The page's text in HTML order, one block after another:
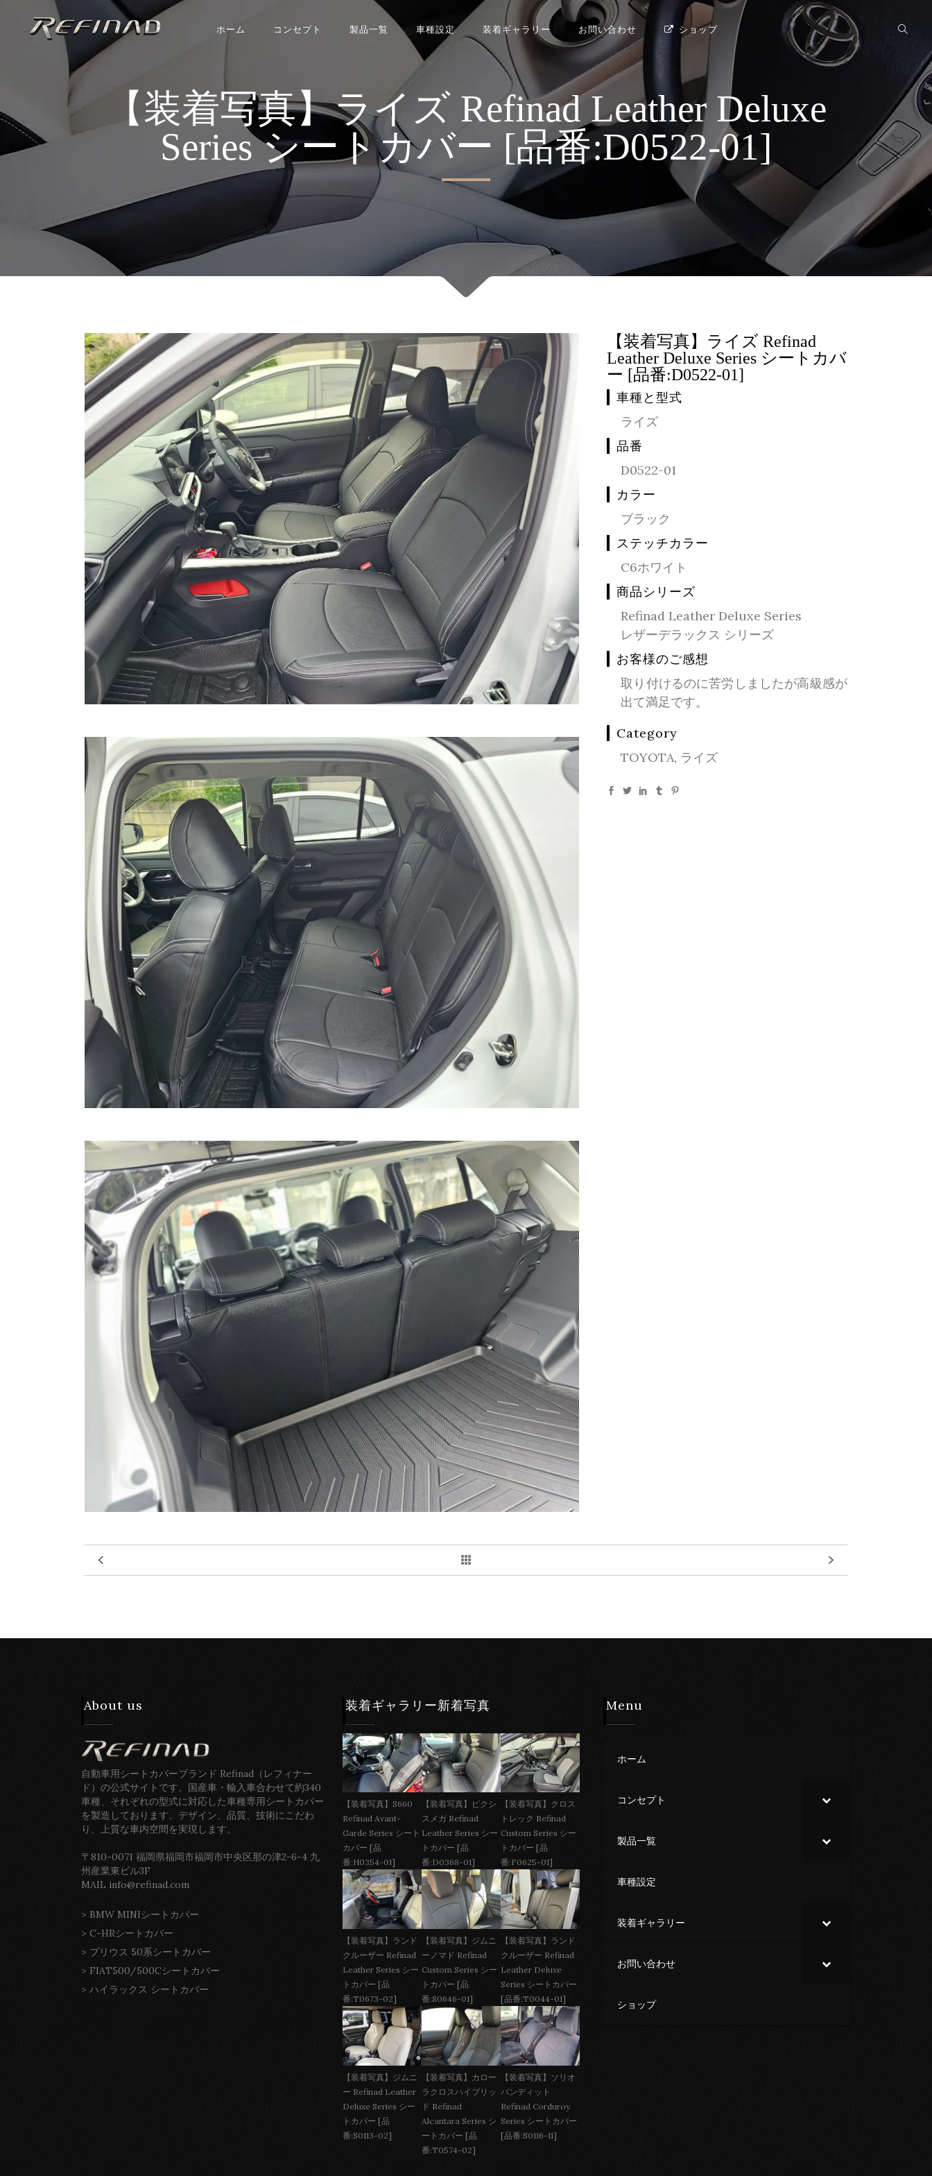
ホーム コンセプト 製品一覧 車種設定 装着ギャラリー お問い合わせ ショップ
【装着写真】ライズ Refinad Leather Deluxe
Series シートカバー [品番:D0522-01]
【装着写真】ライズ Refinad
Leather Deluxe Series シートカバ
ー [品番:D0522-01]
車種と型式
ライズ
品番
D0522-01
カラー
ブラック
ステッチカラー
C6ホワイト
商品シリーズ
Refinad Leather Deluxe Series
レザーデラックス シリーズ
お客様のご感想
取り付けるのに苦労しましたが高級感が
出て満足です。
Category
TOYOTA, ライズ
About us
自動車用シートカバーブランド Refinad（レフィナー
ド）の公式サイトです。国産車・輸入車合わせて約340
車種、それぞれの型式に対応した車種専用シートカバー
を製造しております。デザイン、品質、技術にこだわ
り、上質な車内空間を実現します。
〒810-0071 福岡県福岡市福岡市中央区那の津2-6-4 九
州産業東ビル3F
MAIL info@refinad.com
> BMW MINIシートカバー
> C-HRシートカバー
> プリウス 50系シートカバー
> FIAT500/500Cシートカバー
> ハイラックス シートカバー
装着ギャラリー新着写真
【装着写真】S660
Refinad Avant-
Garde Series シート
カバー [品
番:H0354-01]
【装着写真】ピクシ
スメガ Refinad
Leather Series シー
トカバー [品
番:D0368-01]
【装着写真】クロス
トレック Refinad
Custom Series シー
トカバー [品
番:F0625-01]
【装着写真】ランド
クルーザー Refinad
Leather Series シー
トカバー [品
番:T0673-02]
【装着写真】ジムニ
ーノマド Refinad
Custom Series シー
トカバー [品
番:S0646-01]
【装着写真】ランド
クルーザー Refinad
Leather Deluxe
Series シートカバー
[品番:T0044-01]
【装着写真】ジムニ
ー Refinad Leather
Deluxe Series シー
トカバー [品
番:S0113-02]
【装着写真】カロー
ラクロスハイブリッ
ド Refinad
Alcantara Series シ
ートカバー [品
番:T0574-02]
【装着写真】ソリオ
バンディット
Refinad Corduroy
Series シートカバー
[品番:S0116-11]
Menu
ホーム
コンセプト
製品一覧
車種設定
装着ギャラリー
お問い合わせ
ショップ